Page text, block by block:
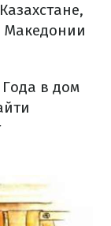
Македонии
в дом